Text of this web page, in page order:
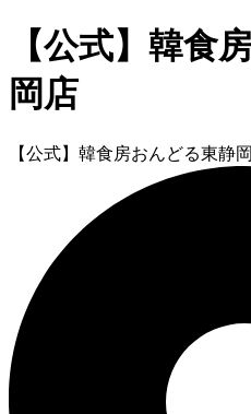
【公式】韓食
岡店
【公式】韓食房おんどる東静